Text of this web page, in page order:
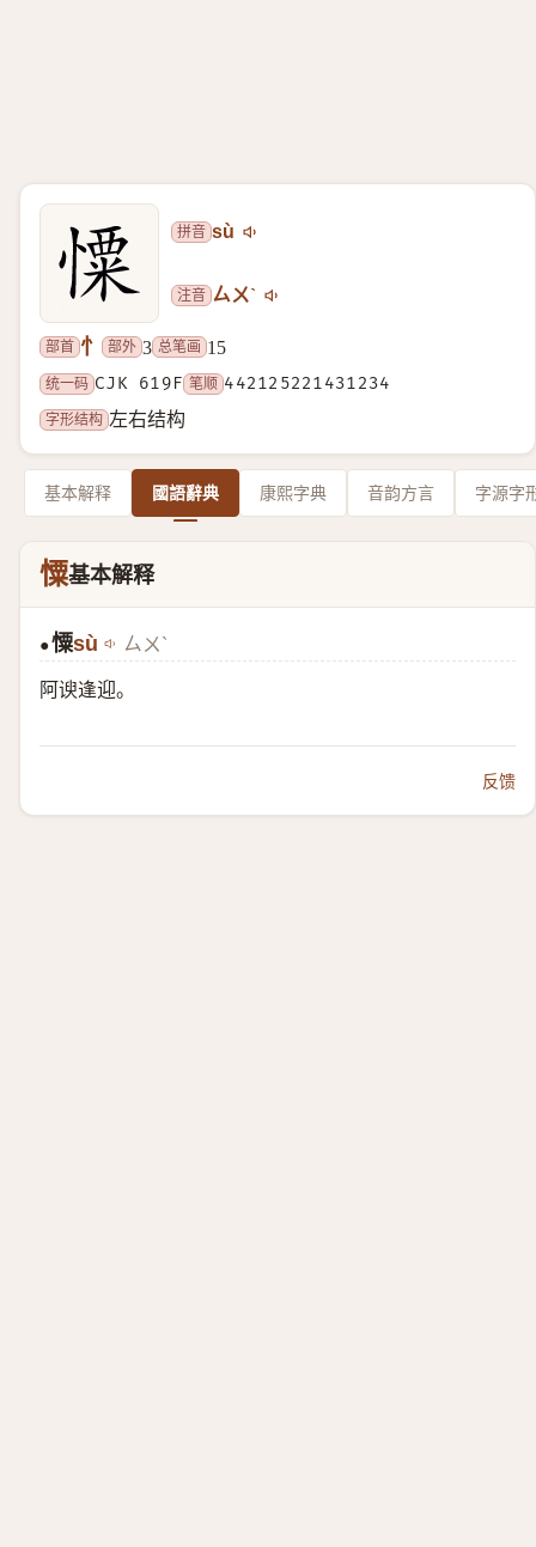
拼音 sù
注音 ㄙㄨˋ
部首 忄 部外 3 总笔画 15
统一码 CJK 619F 笔顺 442125221431234
字形结构 左右结构
基本解释 國語辭典 康熙字典 音韵方言 字源字
憟基本解释
●憟sù ㄙㄨˋ
阿谀逢迎。
反馈